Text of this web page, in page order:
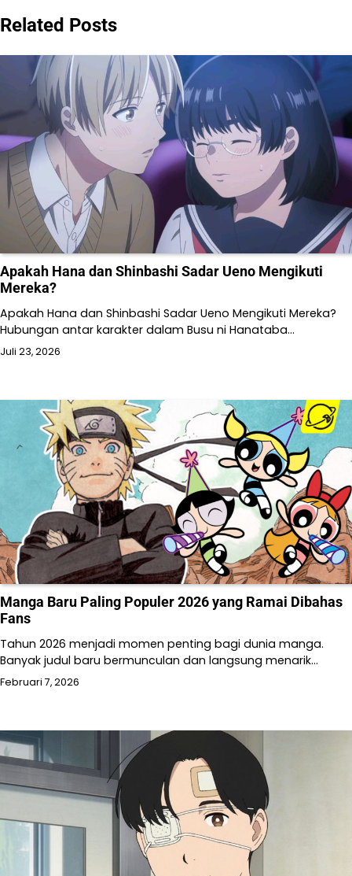
Related Posts
Apakah Hana dan Shinbashi Sadar Ueno Mengikuti
Mereka?
Apakah Hana dan Shinbashi Sadar Ueno Mengikuti Mereka?
Hubungan antar karakter dalam Busu ni Hanataba…
Juli 23, 2026
Manga Baru Paling Populer 2026 yang Ramai Dibahas
Fans
Tahun 2026 menjadi momen penting bagi dunia manga.
Banyak judul baru bermunculan dan langsung menarik…
Februari 7, 2026